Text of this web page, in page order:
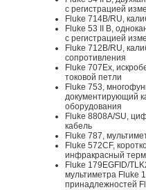
с регистрацией
Fluke 714B/RU,
Fluke 53 II B,
с регистрацией
Fluke 712B/RU,
сопротивления
Fluke 707Ex,
токовой петли
Fluke 753,
документирующий
оборудования
Fluke 8808A/SU,
кабель
Fluke 787,
Fluke 572CF,
инфракрасный
Fluke 179EGFID/
мультиметра Fluke
принадлежностей